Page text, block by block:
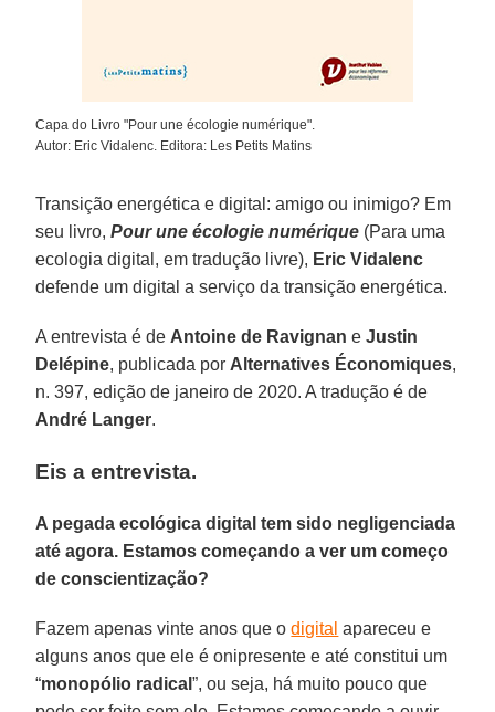
Capa do Livro "Pour une écologie numérique".
Autor: Eric Vidalenc. Editora: Les Petits Matins
Transição energética e digital: amigo ou inimigo? Em
seu livro,Pour une écologie numérique (Para uma
ecologia digital, em tradução livre), Eric Vidalenc
defende um digital a serviço da transição energética.
A entrevista é de Antoine de Ravignan eJustin
Delépine, publicada por Alternatives Économiques,
n. 397, edição de janeiro de 2020. A tradução é de
André Langer.
Eis a entrevista.
A pegada ecológica digital tem sido negligenciada
até agora. Estamos começando a ver um começo
de conscientização?
Fazem apenas vinte anos que odigital apareceu e
alguns anos que ele é onipresente e até constitui um
“monopólio radical”, ou seja, há muito pouco que